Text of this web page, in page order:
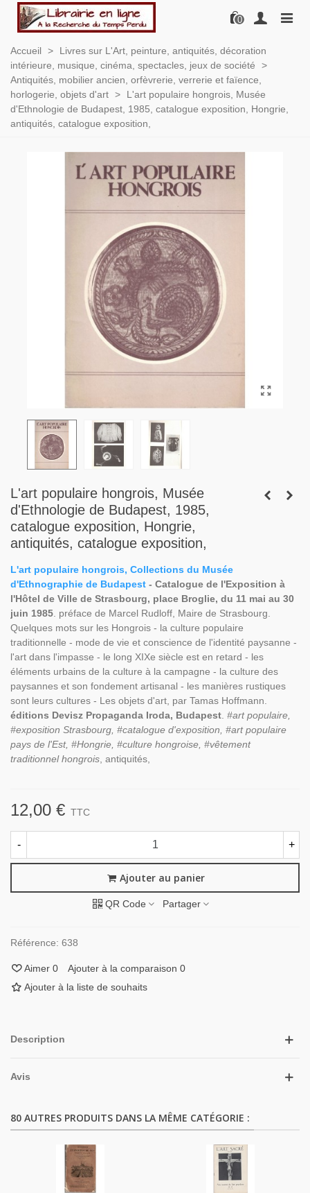
0
Accueil >
Livres sur L'Art, peinture, antiquités, décoration
intérieure, musique, cinéma, spectacles, jeux de société
>
Antiquités, mobilier ancien, orfèvrerie, verrerie et faïence,
horlogerie, objets d'art >
L'art populaire hongrois, Musée
d'Ethnologie de Budapest, 1985, catalogue exposition, Hongrie,
antiquités, catalogue exposition,
L'art populaire hongrois, Musée
d'Ethnologie de Budapest, 1985,
catalogue exposition, Hongrie,
antiquités, catalogue exposition,
L'art populaire hongrois, Collections du Musée
d'Ethnographie de Budapest - Catalogue de l'Exposition à
l'Hôtel de Ville de Strasbourg, place Broglie, du 11 mai au 30
juin 1985 . préface de Marcel Rudloff, Maire de Strasbourg.
Quelques mots sur les Hongrois - la culture populaire
traditionnelle - mode de vie et conscience de l'identité paysanne -
l'art dans l'impasse - le long XIXe siècle est en retard - les
éléments urbains de la culture à la campagne - la culture des
paysannes et son fondement artisanal - les manières rustiques
sont leurs cultures - Les objets d'art, par Tamas Hoffmann.
éditions Devisz Propaganda Iroda, Budapest #art populaire,
#exposition Strasbourg, #catalogue d'exposition, #art populaire
pays de l'Est, #Hongrie, #culture hongroise, #vêtement
traditionnel hongrois , antiquités,
12,00 € TTC
- +
Ajouter au panier
QR Code Partager
Référence: 638
Aimer 0 Ajouter à la comparaison 0
Ajouter à la liste de souhaits
Description
Avis
80 AUTRES PRODUITS DANS LA MÊME CATÉGORIE :